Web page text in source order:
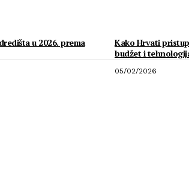
u 2026. prema
Kako Hrvati
budžet i
05/02/2026